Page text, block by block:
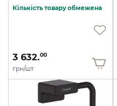
Кількість товару обмежена
3 632.00
грн/шт